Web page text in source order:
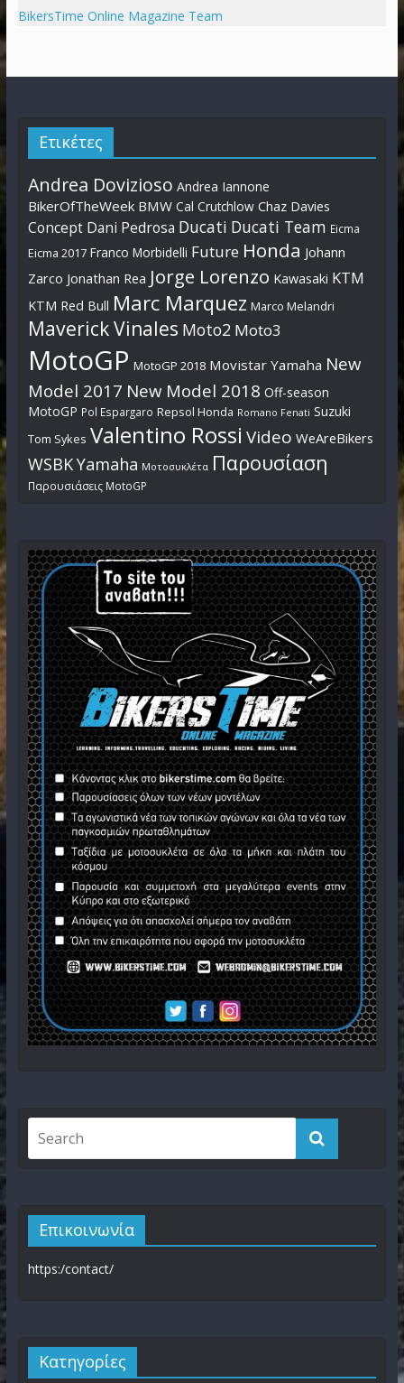
BikersTime Online Magazine Team
Ετικέτες
Andrea Dovizioso Andrea Iannone
BikerOfTheWeek BMW Cal Crutchlow Chaz Davies
Concept Dani Pedrosa Ducati Ducati Team Eicma
Eicma 2017 Franco Morbidelli Future Honda Johann
Zarco Jonathan Rea Jorge Lorenzo Kawasaki KTM
KTM Red Bull Marc Marquez Marco Melandri
Maverick Vinales Moto2 Moto3
MotoGP MotoGP 2018 Movistar Yamaha New
Model 2017 New Model 2018 Off-season
MotoGP Pol Espargaro Repsol Honda Romano Fenati Suzuki
Tom Sykes Valentino Rossi Video WeAreBikers
WSBKYamaha Μοτοσυκλέτα Παρουσίαση
Παρουσιάσεις MotoGP
Επικοινωνία
https:/contact/
Kατηγορίες